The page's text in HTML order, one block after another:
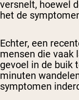
versnelt, hoewel
het de
Echter, een
mensen die vaak
gevoel in de buik
minuten
symptomen